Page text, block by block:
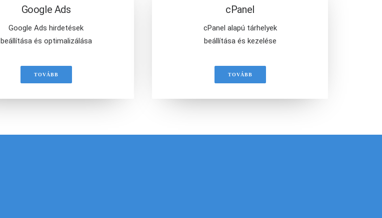
Google Ads
Google Ads hirdetések
beállítása és optimalizálása
TOVÁBB
cPanel
cPanel alapú tárhelyek
beállítása és kezelése
TOVÁBB